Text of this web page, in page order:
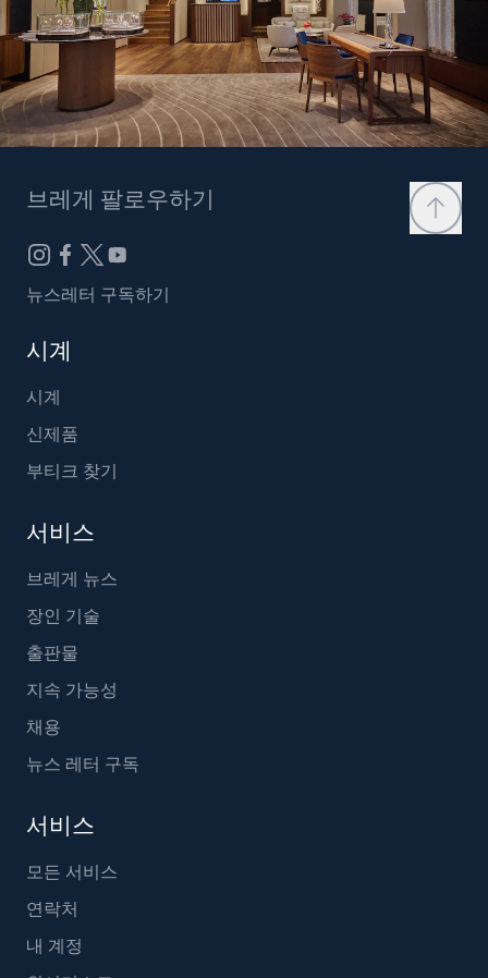
브레게 팔로우하기
뉴스레터 구독하기
시계
시계
신제품
부티크 찾기
서비스
브레게 뉴스
장인 기술
출판물
지속 가능성
채용
뉴스 레터 구독
서비스
모든 서비스
연락처
내 계정